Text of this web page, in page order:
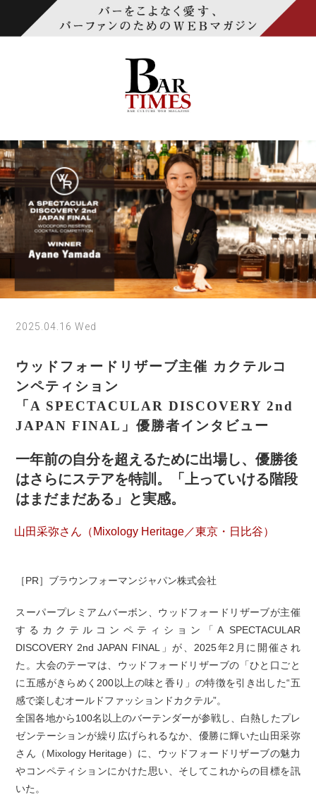
2025.04.16 Wed
ウッドフォードリザーブ主催 カクテルコ
ンペティション
「A SPECTACULAR DISCOVERY 2nd
JAPAN FINAL」優勝者インタビュー
一年前の自分を超えるために出場し、優勝後
はさらにステアを特訓。「上っていける階段
はまだまだある」と実感。
山田采弥さん（Mixology Heritage／東京・日比谷）
［PR］ブラウンフォーマンジャパン株式会社
スーパープレミアムバーボン、ウッドフォードリザーブが主催
するカクテルコンペティション「A SPECTACULAR
DISCOVERY 2nd JAPAN FINAL」が、2025年2月に開催され
た。大会のテーマは、ウッドフォードリザーブの「ひと口ごと
に五感がきらめく200以上の味と香り」の特徴を引き出した“五
感で楽しむオールドファッションドカクテル”。
全国各地から100名以上のバーテンダーが参戦し、白熱したプレ
ゼンテーションが繰り広げられるなか、優勝に輝いた山田采弥
さん（Mixology Heritage）に、ウッドフォードリザーブの魅力
やコンペティションにかけた思い、そしてこれからの目標を訊
いた。